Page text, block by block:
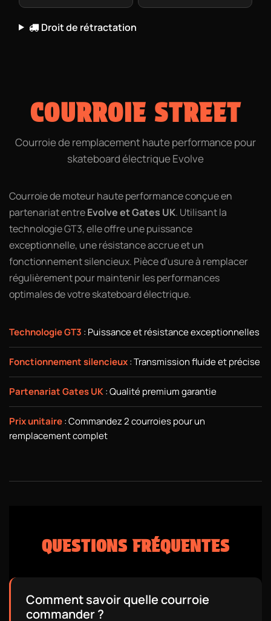
Droit de rétractation
COURROIE STREET
Courroie de remplacement haute performance pour
skateboard électrique Evolve
Courroie de moteur haute performance conçue en
partenariat entreEvolve et Gates UK. Utilisant la
technologie GT3, elle offre une puissance
exceptionnelle, une résistance accrue et un
fonctionnement silencieux. Pièce d'usure à remplacer
régulièrement pour maintenir les performances
optimales de votre skateboard électrique.
Technologie GT3 : Puissance et résistance exceptionnelles
Fonctionnement silencieux: Transmission fluide et précise
Partenariat Gates UK: Qualité premium garantie
Prix unitaire: Commandez 2 courroies pour un
remplacement complet
QUESTIONS FRÉQUENTES
Comment savoir quelle courroie
commander ?